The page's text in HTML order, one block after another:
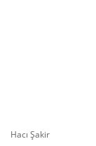
Hacı Şakir